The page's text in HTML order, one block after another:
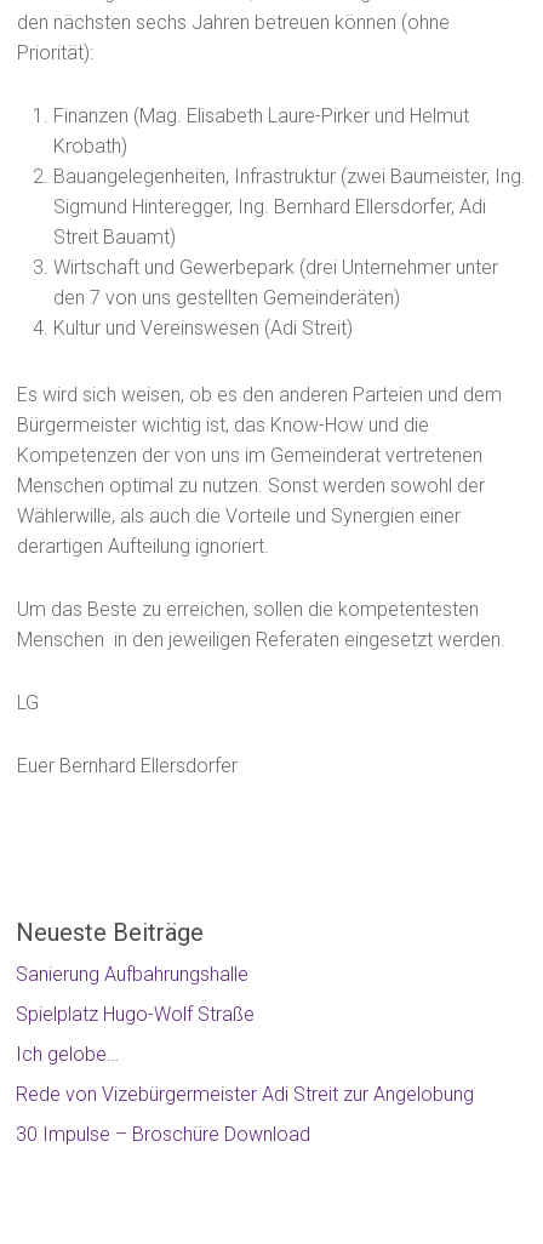
den nächsten sechs Jahren betreuen können (ohne
Priorität):
Finanzen (Mag. Elisabeth Laure-Pirker und Helmut
Krobath)
Bauangelegenheiten, Infrastruktur (zwei Baumeister, Ing.
Sigmund Hinteregger, Ing. Bernhard Ellersdorfer, Adi
Streit Bauamt)
Wirtschaft und Gewerbepark (drei Unternehmer unter
den 7 von uns gestellten Gemeinderäten)
Kultur und Vereinswesen (Adi Streit)
Es wird sich weisen, ob es den anderen Parteien und dem
Bürgermeister wichtig ist, das Know-How und die
Kompetenzen der von uns im Gemeinderat vertretenen
Menschen optimal zu nutzen. Sonst werden sowohl der
Wählerwille, als auch die Vorteile und Synergien einer
derartigen Aufteilung ignoriert.
Um das Beste zu erreichen, sollen die kompetentesten
Menschen in den jeweiligen Referaten eingesetzt werden.
LG
Euer Bernhard Ellersdorfer
Neueste Beiträge
Sanierung Aufbahrungshalle
Spielplatz Hugo-Wolf Straße
Ich gelobe…
Rede von Vizebürgermeister Adi Streit zur Angelobung
30 Impulse – Broschüre Download